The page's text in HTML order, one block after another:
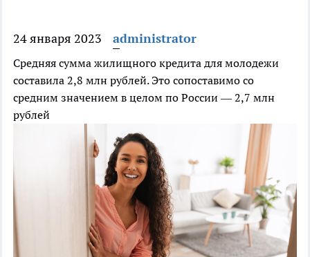
24 января 2023 administrator
Средняя сумма жилищного кредита для молодежи
составила 2,8 млн рублей. Это сопоставимо со
средним значением в целом по России — 2,7 млн
рублей